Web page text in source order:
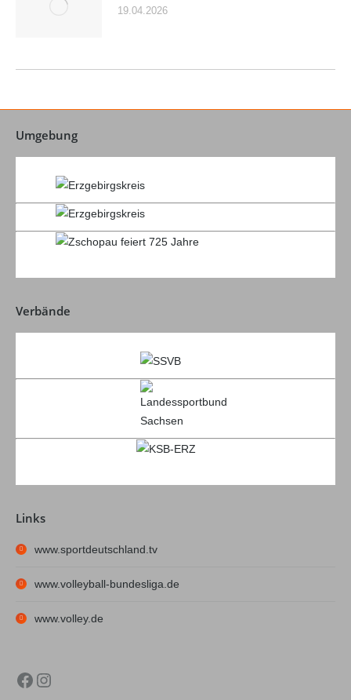
19.04.2026
Umgebung
Verbände
Links
www.sportdeutschland.tv
www.volleyball-bundesliga.de
www.volley.de
Facebook
Instagram